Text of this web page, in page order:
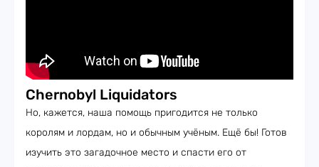
Chernobyl Liquidators
Но, кажется, наша помощь пригодится не только
королям и лордам, но и обычным учёным. Ещё бы! Готов
изучить это загадочное место и спасти его от